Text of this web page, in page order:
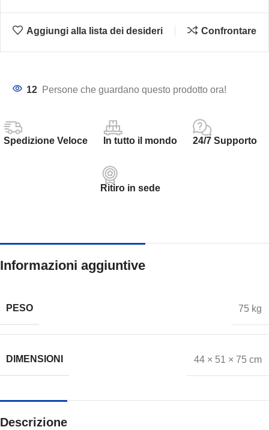
Aggiungi alla lista dei desideri Confrontare
12 Persone che guardano questo prodotto ora!
Spedizione Veloce In tutto il mondo 24/7 Supporto
Ritiro in sede
Informazioni aggiuntive
PESO 75 kg
DIMENSIONI 44 × 51 × 75 cm
Descrizione